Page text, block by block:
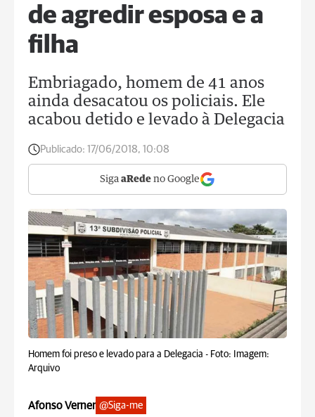
de agredir esposa e a
filha
Embriagado, homem de 41 anos
ainda desacatou os policiais. Ele
acabou detido e levado à Delegacia
Publicado: 17/06/2018, 10:08
Siga aRede no Google
Homem foi preso e levado para a Delegacia - Foto: Imagem:
Arquivo
Afonso Verner @Siga-me